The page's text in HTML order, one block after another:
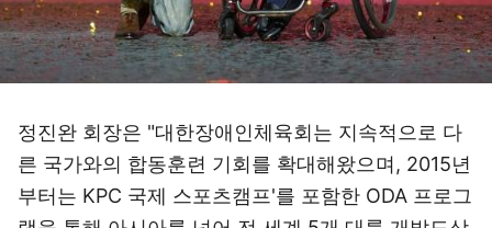
정진완 회장은 "대한장애인체육회는 지속적으로 다
른 국가와의 합동훈련 기회를 확대해왔으며, 2015년
부터는 KPC 국제 스포츠캠프'를 포함한 ODA 프로그